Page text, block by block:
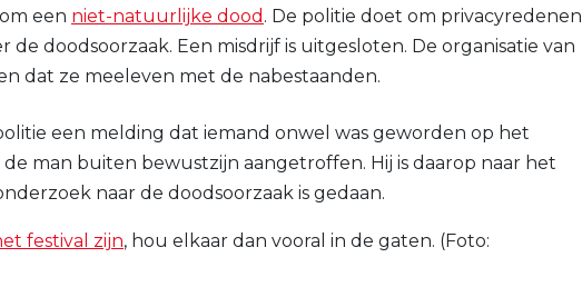
een niet-natuurlijke dood . De politie doet om privacyredenen
doodsoorzaak. Een misdrijf is uitgesloten. De organisatie van
dat ze meeleven met de nabestaanden.
een melding dat iemand onwel was geworden op het
man buiten bewustzijn aangetroffen. Hij is daarop naar het
naar de doodsoorzaak is gedaan.
festival zijn, hou elkaar dan vooral in de gaten. (Foto: